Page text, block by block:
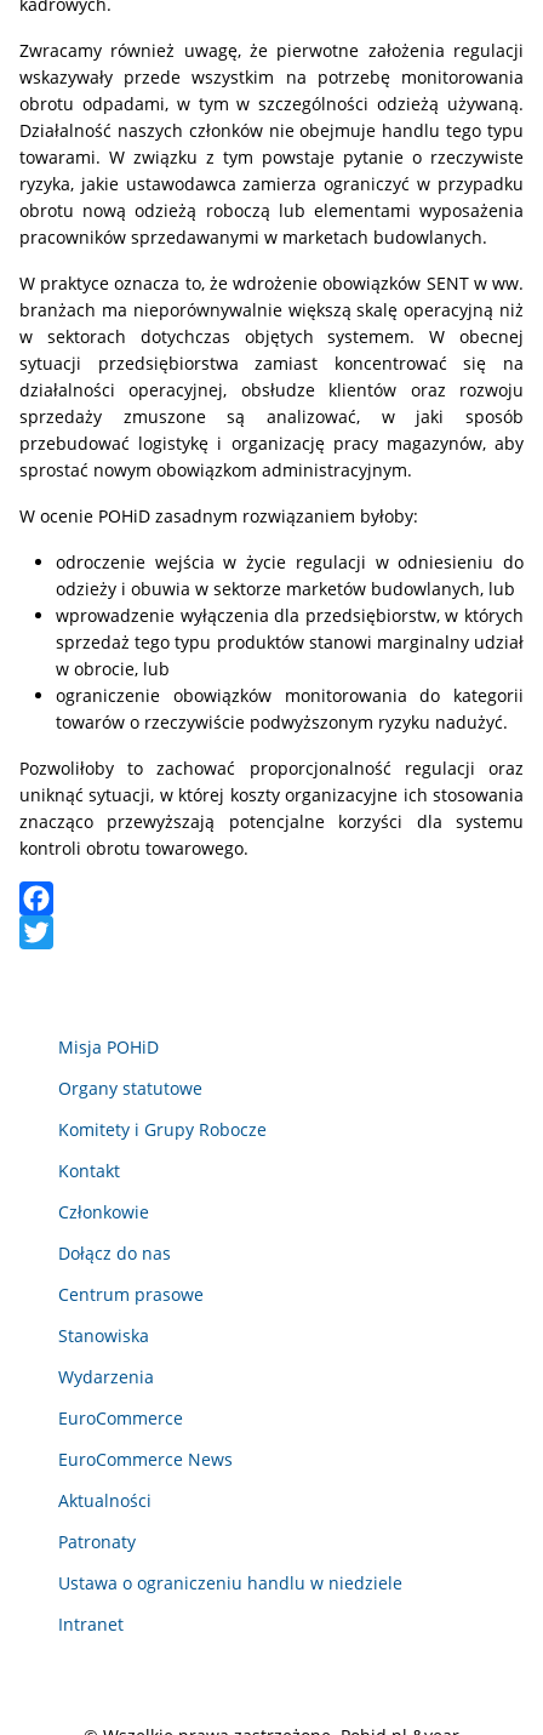
Zwracamy również uwagę, że pierwotne założenia regulacji
wskazywały przede wszystkim na potrzebę monitorowania
obrotu odpadami, w tym w szczególności odzieżą używaną.
Działalność naszych członków nie obejmuje handlu tego typu
towarami. W związku z tym powstaje pytanie o rzeczywiste
ryzyka, jakie ustawodawca zamierza ograniczyć w przypadku
obrotu nową odzieżą roboczą lub elementami wyposażenia
pracowników sprzedawanymi w marketach budowlanych.
W praktyce oznacza to, że wdrożenie obowiązków SENT w ww.
branżach ma nieporównywalnie większą skalę operacyjną niż
w sektorach dotychczas objętych systemem. W obecnej
sytuacji przedsiębiorstwa zamiast koncentrować się na
działalności operacyjnej, obsłudze klientów oraz rozwoju
sprzedaży zmuszone są analizować, w jaki sposób
przebudować logistykę i organizację pracy magazynów, aby
sprostać nowym obowiązkom administracyjnym.
W ocenie POHiD zasadnym rozwiązaniem byłoby:
odroczenie wejścia w życie regulacji w odniesieniu do
odzieży i obuwia w sektorze marketów budowlanych, lub
wprowadzenie wyłączenia dla przedsiębiorstw, w których
sprzedaż tego typu produktów stanowi marginalny udział
w obrocie, lub
ograniczenie obowiązków monitorowania do kategorii
towarów o rzeczywiście podwyższonym ryzyku nadużyć.
Pozwoliłoby to zachować proporcjonalność regulacji oraz
uniknąć sytuacji, w której koszty organizacyjne ich stosowania
znacząco przewyższają potencjalne korzyści dla systemu
kontroli obrotu towarowego.
Facebook
Misja POHiD
Organy statutowe
Komitety i Grupy Robocze
Kontakt
Członkowie
Dołącz do nas
Centrum prasowe
Stanowiska
Wydarzenia
EuroCommerce
EuroCommerce News
Aktualności
Patronaty
Ustawa o ograniczeniu handlu w niedziele
Intranet